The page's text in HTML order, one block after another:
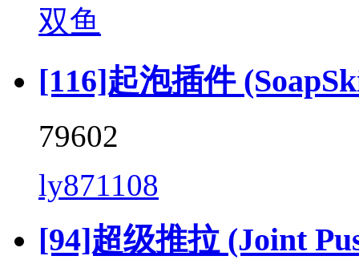
双鱼
[116]起泡插件
79602
ly871108
[94]超级推拉 (Joint